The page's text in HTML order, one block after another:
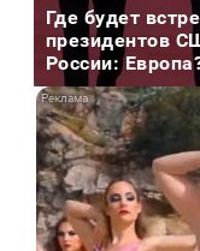
Где будет
президентов
России: